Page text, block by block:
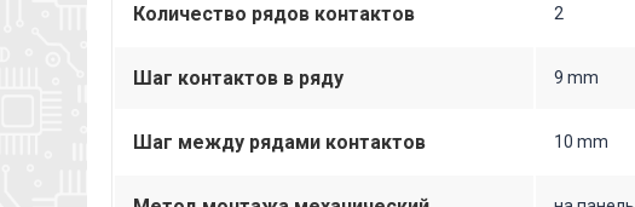
Количество рядов контактов 2
Шаг контактов в ряду 9 mm
Шаг между рядами контактов 10 mm